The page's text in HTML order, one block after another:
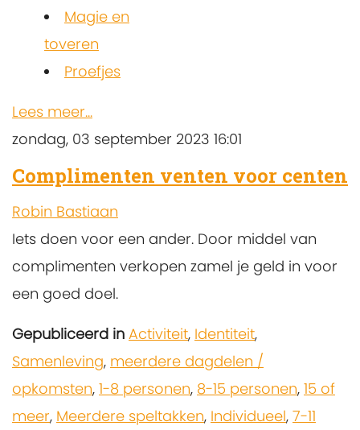
Magie en
toveren
Proefjes
Lees meer...
zondag, 03 september 2023 16:01
Complimenten venten voor centen
Robin Bastiaan
Iets doen voor een ander. Door middel van
complimenten verkopen zamel je geld in voor
een goed doel.
Gepubliceerd in Activiteit, Identiteit,
Samenleving, meerdere dagdelen /
opkomsten, 1-8 personen, 8-15 personen, 15 of
meer, Meerdere speltakken, Individueel, 7-11